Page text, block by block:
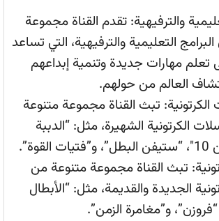
والترفيهية: تقدم القناة مجموعة
التعليمية والترفيهية، التي تساعد
تعلم مهارات جديدة وتنمية إبداعهم
العالم من حولهم.
تبث القناة مجموعة متنوعة
الكرتونية الشهيرة، مثل: “الدببة
تبث القناة مجموعة متنوعة من
الجديدة والقديمة، مثل: “الأبطال
و”مغامرة الزمن”.